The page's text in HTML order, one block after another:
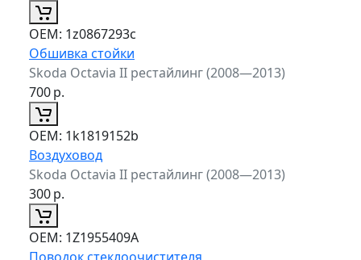
ОЕМ: 1z0867293c
Обшивка стойки
Skoda Octavia II рестайлинг (2008—2013)
700р.
ОЕМ: 1k1819152b
Воздуховод
Skoda Octavia II рестайлинг (2008—2013)
300р.
ОЕМ: 1Z1955409A